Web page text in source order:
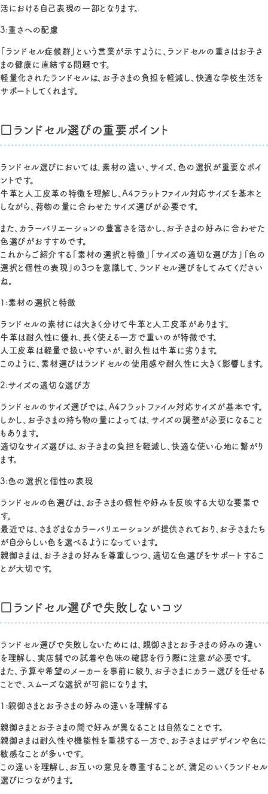
活における自己表現の一部となります。
3:重さへの配慮
「ランドセル症候群」という言葉が示すように、ランドセルの重さはお子さ
まの健康に直結する問題です。
軽量化されたランドセルは、お子さまの負担を軽減し、快適な学校生活を
サポートしてくれます。
□ランドセル選びの重要ポイント
ランドセル選びにおいては、素材の違い、サイズ、色の選択が重要なポイ
ントです。
牛革と人工皮革の特徴を理解し、A4フラットファイル対応サイズを基本と
しながら、荷物の量に合わせたサイズ選びが必要です。
また、カラーバリエーションの豊富さを活かし、お子さまの好みに合わせた
色選びがおすすめです。
これからご紹介する「素材の選択と特徴」「サイズの適切な選び方」「色の
選択と個性の表現」の3つを意識して、ランドセル選びをしてみてください
ね。
1:素材の選択と特徴
ランドセルの素材には大きく分けて牛革と人工皮革があります。
牛革は耐久性に優れ、長く使える一方で重いのが特徴です。
人工皮革は軽量で扱いやすいが、耐久性は牛革に劣ります。
このように、素材選びはランドセルの使用感や耐久性に大きく影響します。
2:サイズの適切な選び方
ランドセルのサイズ選びでは、A4フラットファイル対応サイズが基本です。
しかし、お子さまの持ち物の量によっては、サイズの調整が必要になること
もあります。
適切なサイズ選びは、お子さまの負担を軽減し、快適な使い心地に繋がり
ます。
3:色の選択と個性の表現
ランドセルの色選びは、お子さまの個性や好みを反映する大切な要素で
す。
最近では、さまざまなカラーバリエーションが提供されており、お子さまたち
が自分らしい色を選べるようになっています。
親御さまは、お子さまの好みを尊重しつつ、適切な色選びをサポートするこ
とが大切です。
□ランドセル選びで失敗しないコツ
ランドセル選びで失敗しないためには、親御さまとお子さまの好みの違い
を理解し、実店舗での試着や色味の確認を行う際に注意が必要です。
また、予算や希望のメーカーを事前に絞り、お子さまにカラー選びを任せる
ことで、スムーズな選択が可能になります。
1:親御さまとお子さまの好みの違いを理解する
親御さまとお子さまの間で好みが異なることは自然なことです。
親御さまは耐久性や機能性を重視する一方で、お子さまはデザインや色に
敏感なことが多いです。
この違いを理解し、お互いの意見を尊重することが、満足のいくランドセル
選びにつながります。